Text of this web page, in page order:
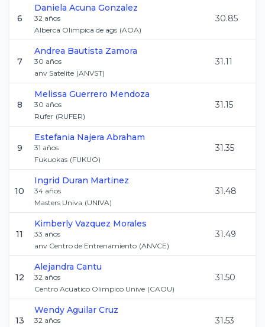
6
Daniela Acuna Gonzalez
32 años
Alberca Olimpica de ags (AOA)
30.85
7
Andrea Bautista Zamora
30 años
anv Satelite (ANVST)
31.11
8
Melissa Guerrero Mendoza
30 años
Rufer (RUFER)
31.15
9
Estefania Najera Abraham
31 años
Fukuokas (FUKUO)
31.35
10
Ingrid Duran Martinez
34 años
Masters Univa (UNIVA)
31.48
11
Kimberly Vazquez Morales
33 años
anv Centro de Entrenamiento (ANVCE)
31.49
12
Alejandra Cantu
32 años
Centro Acuatico Olimpico Unive (CAOU)
31.50
13
Wendy Aguilar Cruz
32 años
31.53